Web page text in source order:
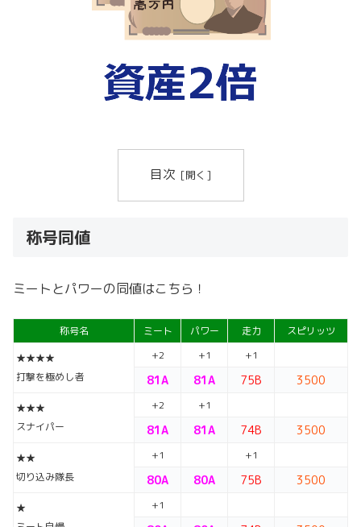
目次
称号同値
ミートとパワーの同値はこちら！
称号名 ミート パワー 走力
スピリッツ
★★★★
打撃を極めし者
+2 +1 +1
81A 81A 75B 3500
★★★
スナイパー
+2 +1
81A 81A 74B 3500
★★
切り込み隊長
+1 +1
80A 80A 75B 3500
★
+1